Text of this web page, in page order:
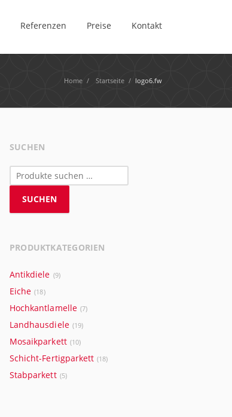
Referenzen Preise Kontakt
Home / Startseite / logo6.fw
SUCHEN
Suchen
nach:
SUCHEN
PRODUKTKATEGORIEN
Antikdiele (9)
Eiche (18)
Hochkantlamelle (7)
Landhausdiele (19)
Mosaikparkett (10)
Schicht-Fertigparkett (18)
Stabparkett (5)